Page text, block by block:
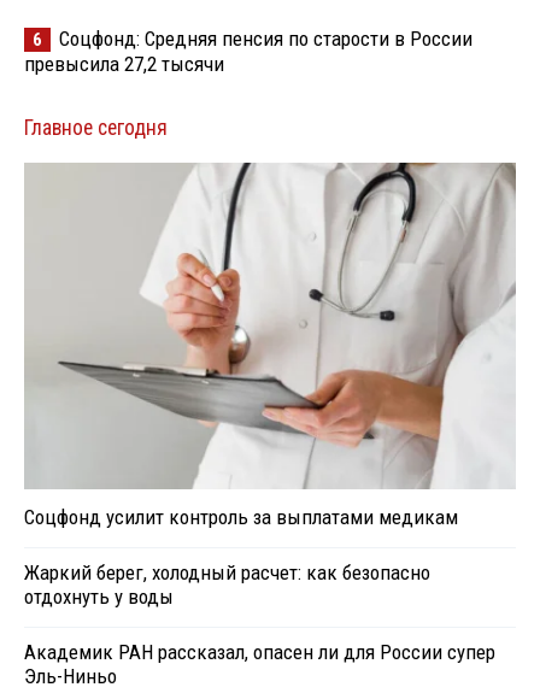
6
Соцфонд: Средняя пенсия по старости в России
превысила 27,2 тысячи
Главное сегодня
Соцфонд усилит контроль за выплатами медикам
Жаркий берег, холодный расчет: как безопасно
отдохнуть у воды
Академик РАН рассказал, опасен ли для России супер
Эль-Ниньо